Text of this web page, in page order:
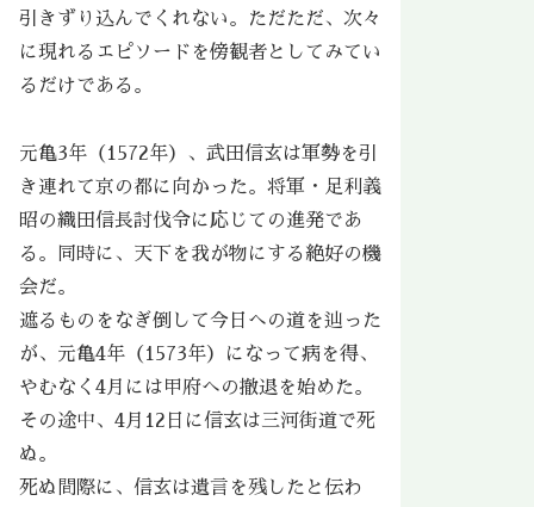
引きずり込んでくれない。ただただ、次々
に現れるエピソードを傍観者としてみてい
るだけである。
元亀3年（1572年）、武田信玄は軍勢を引
き連れて京の都に向かった。将軍・足利義
昭の織田信長討伐令に応じての進発であ
る。同時に、天下を我が物にする絶好の機
会だ。
遮るものをなぎ倒して今日への道を辿った
が、元亀4年（1573年）になって病を得、
やむなく4月には甲府への撤退を始めた。
その途中、4月12日に信玄は三河街道で死
ぬ。
死ぬ間際に、信玄は遺言を残したと伝わ